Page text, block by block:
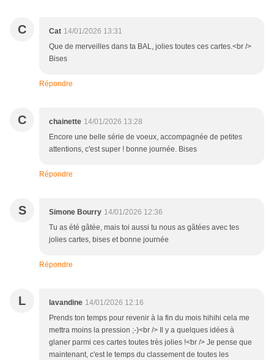
C Cat 14/01/2026 13:31
Que de merveilles dans ta BAL, jolies toutes ces cartes.<br />
Bises
Répondre
C chainette 14/01/2026 13:28
Encore une belle série de voeux, accompagnée de petites
attentions, c'est super ! bonne journée. Bises
Répondre
S Simone Bourry 14/01/2026 12:36
Tu as été gâtée, mais toi aussi tu nous as gâtées avec tes
jolies cartes, bises et bonne journée
Répondre
L lavandine 14/01/2026 12:16
Prends ton temps pour revenir à la fin du mois hihihi cela me
mettra moins la pression ;-)<br /> Il y a quelques idées à
glaner parmi ces cartes toutes très jolies !<br /> Je pense que
maintenant, c'est le temps du classement de toutes les